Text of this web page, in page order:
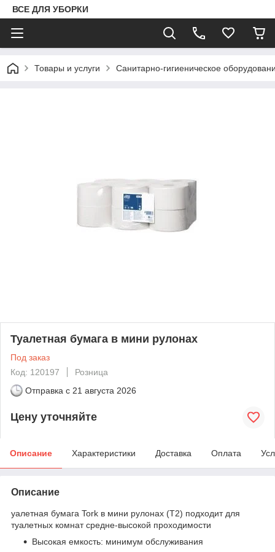
ВСЕ ДЛЯ УБОРКИ
Товары и услуги Санитарно-гигиеническое
Туалетная бумага в мини рулонах
Под заказ
Код: 120197
Розница
Отправка с 21 августа 2026
Цену уточняйте
Описание Характеристики Доставка Оплата
Описание
уалетная бумага Tork в мини рулонах (T2) подходит для
туалетных комнат средне-высокой проходимости
Высокая емкость: минимум обслуживания